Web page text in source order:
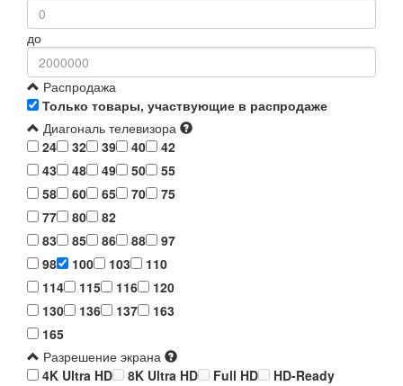
до
Распродажа
Только товары, участвующие в распродаже
Диагональ телевизора
24
32 39 40
42
43
48 49 50
55
58
60 65 70
75
77
80
82
83
85 86 88
97
98
100 103
110
114
115 116
120
130
136 137
163
165
Разрешение экрана
4K Ultra HD
8K Ultra HD Full HD
HD-Ready